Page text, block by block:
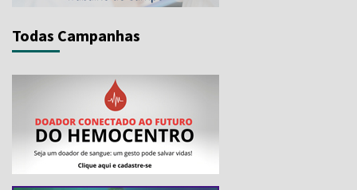
Todas Campanhas